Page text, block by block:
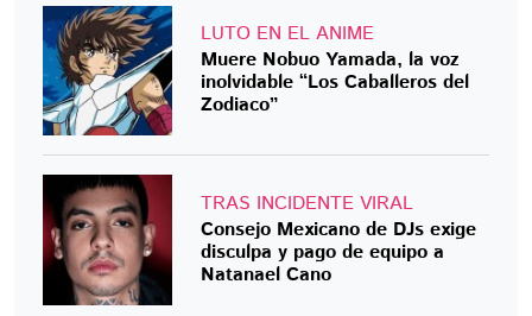
LUTO EN EL ANIME
Muere Nobuo Yamada, la voz
inolvidable “Los Caballeros del
Zodiaco”
TRAS INCIDENTE VIRAL
Consejo Mexicano de DJs exige
disculpa y pago de equipo a
Natanael Cano